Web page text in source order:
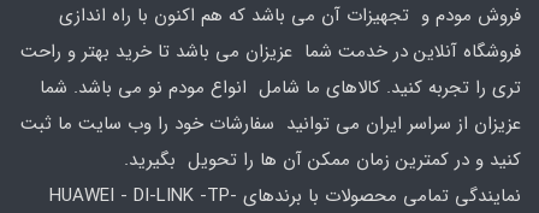
فروش مودم و تجهیزات آن می باشد که هم اکنون با راه اندازی
فروشگاه آنلاین در خدمت شما عزیزان می باشد تا خرید بهتر و راحت
تری را تجربه کنید. کالاهای ما شامل انواع مودم نو می باشد. شما
عزیزان از سراسر ایران می توانید سفارشات خود را وب سایت ما ثبت
کنید و در کمترین زمان ممکن آن ها را تحویل بگیرید.
نمایندگی تمامی محصولات با برندهای HUAWEI - DI-LINK -TP-